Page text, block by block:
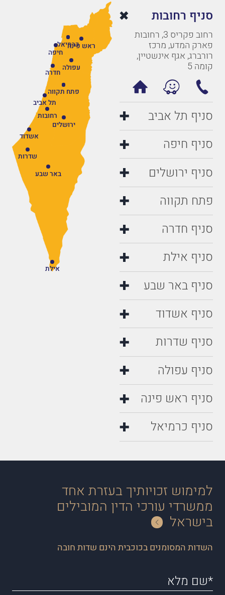
סניף רחובות
רחוב פקריס 3, רחובות
פארק המדע, מרכז
רורברג, אגף אינשטיין,
קומה 5
סניף תל אביב
סניף חיפה
סניף ירושלים
פתח תקווה
סניף חדרה
סניף אילת
סניף באר שבע
סניף אשדוד
סניף שדרות
סניף עפולה
סניף ראש פינה
סניף כרמיאל
רחובות
תל אביב
חיפה
ירושלים
פתח תקווה
חדרה
אילת
באר שבע
אשדוד
שדרות
עפולה
ראש פינהכרמיאל
למימוש זכויותיך בעזרת אחד
ממשרדי עורכי הדין המובילים
בישראל
השדות המסומנים בכוכבית הינם שדות חובה